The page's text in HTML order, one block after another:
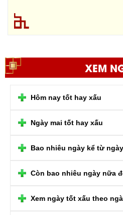
XEM
Hôm nay tốt hay xấu
Ngày mai tốt hay xấu
Bao nhiêu ngày kể từ ngày
Còn bao nhiêu ngày nữa
Xem ngày tốt xấu theo